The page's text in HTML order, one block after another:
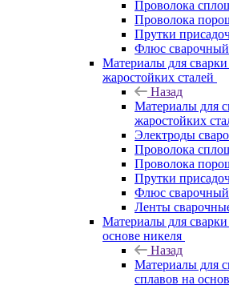
Проволока
Проволока
Прутки
Флюс сварочный
Материалы для
жаростойких сталей
Назад
Материалы для
жаростойких
Электроды
Проволока
Проволока
Прутки
Флюс сварочный
Ленты
Материалы для
основе никеля
Назад
Материалы для
сплавов на